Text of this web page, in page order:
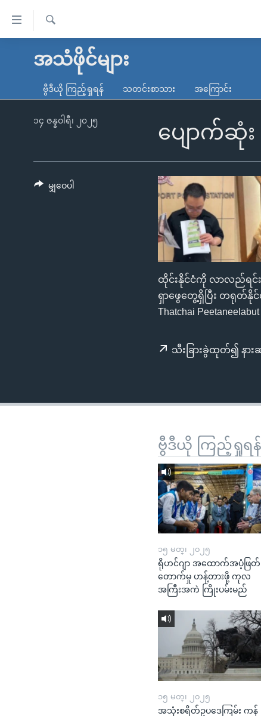
လွယ်ကူ
သည့်
မူလစာမျက်နှာ
ကမ္ဘာ့သတင်းများ
နိုင်ငံတကာ
တရုတ်
အစ္စရေး-ပါလက်စတိုင်း
ရပ်ဝန်းတခု လမ်းတခု အလွန်
အင်္ဂလိပ်စာလေ့လာမယ်
ရ
အသံဖိုင်များ
ဗွီဒီယို ကြည့်ရှုရန် သတင်းစာသား အကြောင်း
ပျောက်ဆုံ
၁၄ ဇန္နဝါရီ၊ ၂၀၂၅
ထိုင်းနိုင်ငံကို လာလည်ရင်
ရှာဖွေတွေ့ရှိပြီး တရုတ်နို
Thatchai
သီးခြားခွဲထုတ်၍ နာ
မျှဝေပါ
ဗွီဒီယို ကြည့်ရှုရန်
၁၅ မတ္၊ ၂၀၂၅
ရိုဟင်ဂျာ အထောက်အပံ့ဖြတ်
တောက်မှု ဟန့်တားဖို့ ကုလ
အကြီးအကဲ ကြိုးပမ်းမည်
၁၅ မတ္၊ ၂၀၂၅
အသုံးစရိတ်ဥပဒေကြမ်း ကန်